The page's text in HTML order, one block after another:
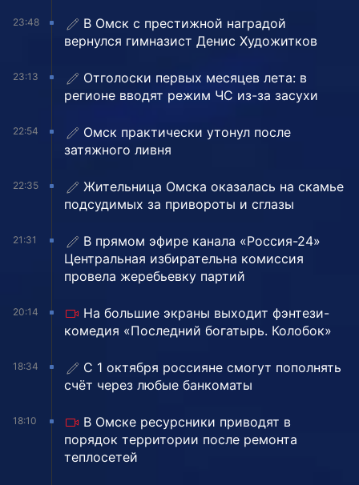
23:48
В Омск с престижной наградой
вернулся гимназист Денис Художитков
23:13
Отголоски первых месяцев лета: в
регионе вводят режим ЧС из-за засухи
22:54
Омск практически утонул после
затяжного ливня
22:35
Жительница Омска оказалась на скамье
подсудимых за привороты и сглазы
21:31
В прямом эфире канала «Россия-24»
Центральная избирательна комиссия
провела жеребьевку партий
20:14
На большие экраны выходит фэнтези-
комедия «Последний богатырь. Колобок»
18:34
С 1 октября россияне смогут пополнять
счёт через любые банкоматы
18:10
В Омске ресурсники приводят в
порядок территории после ремонта
теплосетей